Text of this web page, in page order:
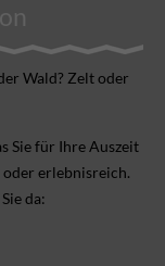
Wald? Zelt oder
Sie für Ihre Aus­zeit
oder erlebnis­reich.
da: